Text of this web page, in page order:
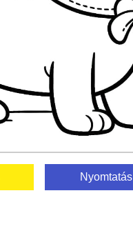
Nyomtatás